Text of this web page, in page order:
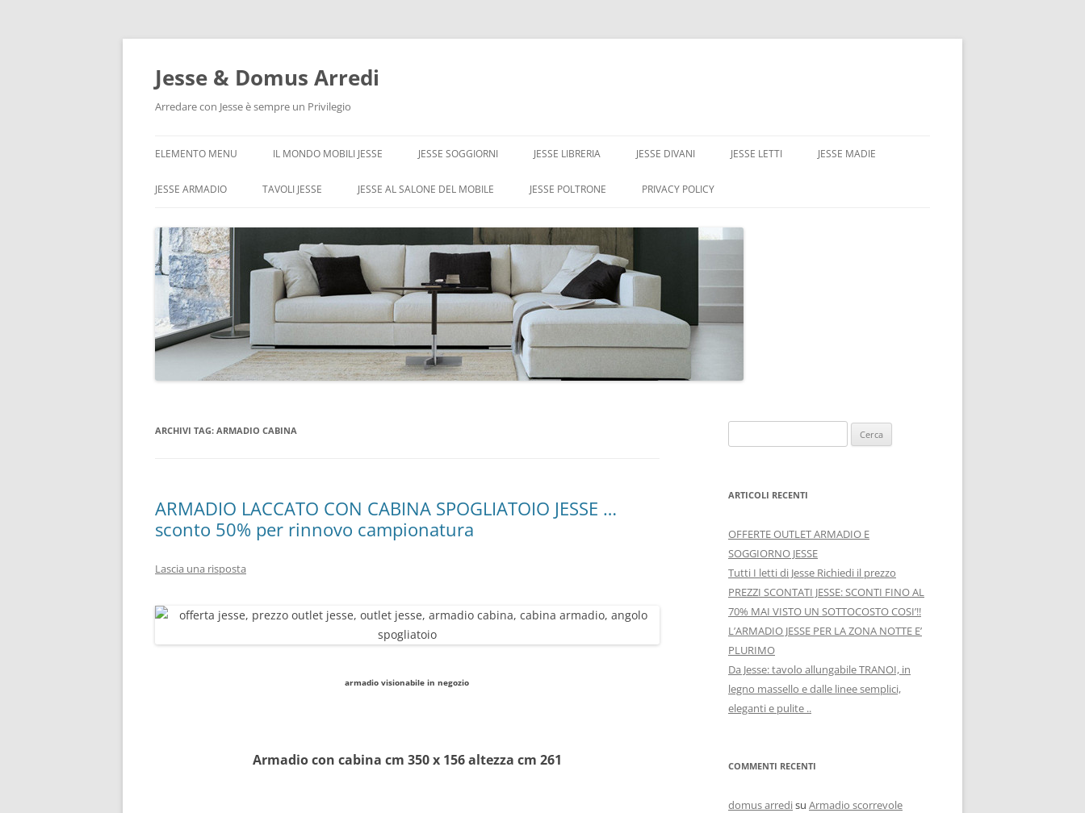
Vai
Jesse & Domus Arredi
Arredare con Jesse è sempre un Privilegio
ELEMENTO MENU IL MONDO MOBILI JESSE JESSE SOGGIORNI JESSE LIBRERIA JESSE DIVANI JESSE LETTI JESSE MADIE
JESSE ARMADIO TAVOLI JESSE JESSE AL SALONE DEL MOBILE JESSE POLTRONE PRIVACY POLICY
ARCHIVI TAG: ARMADIO CABINA
ARMADIO LACCATO CON CABINA SPOGLIATOIO JESSE …
sconto 50% per rinnovo campionatura
Lascia una risposta
armadio visionabile in negozio
Armadio con cabina cm 350 x 156 altezza cm 261
per:
ARTICOLI RECENTI
OFFERTE OUTLET ARMADIO E
SOGGIORNO JESSE
Tutti I letti di Jesse Richiedi il prezzo
PREZZI SCONTATI JESSE: SCONTI FINO AL
70% MAI VISTO UN SOTTOCOSTO COSI’!!
L’ARMADIO JESSE PER LA ZONA NOTTE E’
PLURIMO
Da Jesse: tavolo allungabile TRANOI, in
legno massello e dalle linee semplici,
eleganti e pulite ..
COMMENTI RECENTI
domus arredisu Armadio scorrevole